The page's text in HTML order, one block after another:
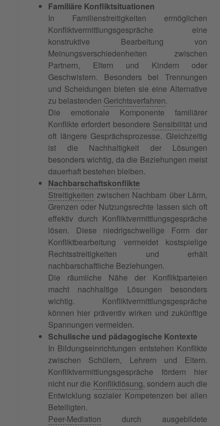
Familiäre Konfliktsituationen
In Familienstreitigkeiten ermöglichen
Konfliktvermittlungsgespräche eine
konstruktive Bearbeitung von
Meinungsverschiedenheiten zwischen
Partnern, Eltern und Kindern oder
Geschwistern. Besonders bei Trennungen
und Scheidungen bieten sie eine Alternative
zu belastenden Gerichtsverfahren.
Die emotionale Komponente familiärer
Konflikte erfordert besondere Sensibilitätund
oft längere Gesprächsprozesse. Gleichzeitig
ist die Nachhaltigkeit der Lösungen
besonders wichtig, da die Beziehungen meist
dauerhaft bestehen bleiben.
Nachbarschaftskonflikte
Streitigkeiten zwischen Nachbarn über Lärm,
Grenzen oder Nutzungsrechte lassen sich oft
effektiv durch Konfliktvermittlungsgespräche
lösen. Diese niedrigschwellige Form der
Konfliktbearbeitung vermeidet kostspielige
Rechtsstreitigkeiten und erhält
nachbarschaftliche Beziehungen.
Die räumliche Nähe der Konfliktparteien
macht nachhaltige Lösungen besonders
wichtig. Konfliktvermittlungsgespräche
können hier präventiv wirken und zukünftige
Spannungen vermeiden.
Schulische und pädagogische Kontexte
In Bildungseinrichtungen entstehen Konflikte
zwischen Schülern, Lehrern und Eltern.
Konfliktvermittlungsgespräche fördern hier
nicht nur die Konfliktlösung, sondern auch die
Entwicklung sozialer Kompetenzen bei allen
Beteiligten.
Peer-Mediation durch ausgebildete